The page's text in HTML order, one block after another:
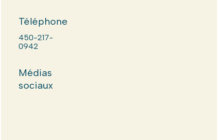
Téléphone
450-217-
0942
Médias
sociaux